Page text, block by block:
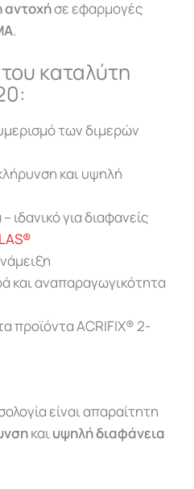
αντοχήσε εφαρμογές
.
καταλύτη
των διμερών
και υψηλή
ιδανικό για διαφανείς
και αναπαραγωγικότητα
προϊόντα ACRIFIX® 2-
είναι απαραίτητη
καιυψηλή διαφάνεια